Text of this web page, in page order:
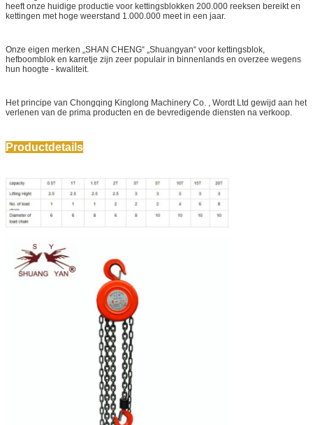
heeft onze huidige productie voor kettingsblokken 200.000 reeksen bereikt en
kettingen met hoge weerstand 1.000.000 meet in een jaar.
Onze eigen merken „SHAN CHENG“ „Shuangyan“ voor kettingsblok,
hefboomblok en karretje zijn zeer populair in binnenlands en overzee wegens
hun hoogte - kwaliteit.
Het principe van Chongqing Kinglong Machinery Co. , Wordt Ltd gewijd aan het
verlenen van de prima producten en de bevredigende diensten na verkoop.
Productdetails